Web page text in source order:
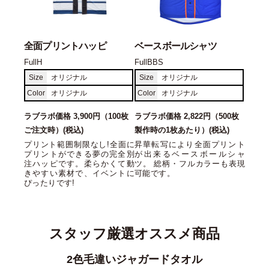
全面プリントハッピ
FullH
Size
オリジナル
Color
オリジナル
ラブラボ価格 3,900円（100枚
ご注文時）(税込)
プリント範囲制限なし!全面に
プリントができる夢の完全別
注ハッピです。柔らかくて動
きやすい素材で、イベントに
ぴったりです!
ベースボールシャツ
FullBBS
Size
オリジナル
Color
オリジナル
ラブラボ価格 2,822円（500枚
製作時の1枚あたり）(税込)
昇華転写により全面プリント
が出来るベースボールシャ
ツ。 総柄・フルカラーも表現
可能です。
スタッフ厳選オススメ商品
コットンツイルローキャップ